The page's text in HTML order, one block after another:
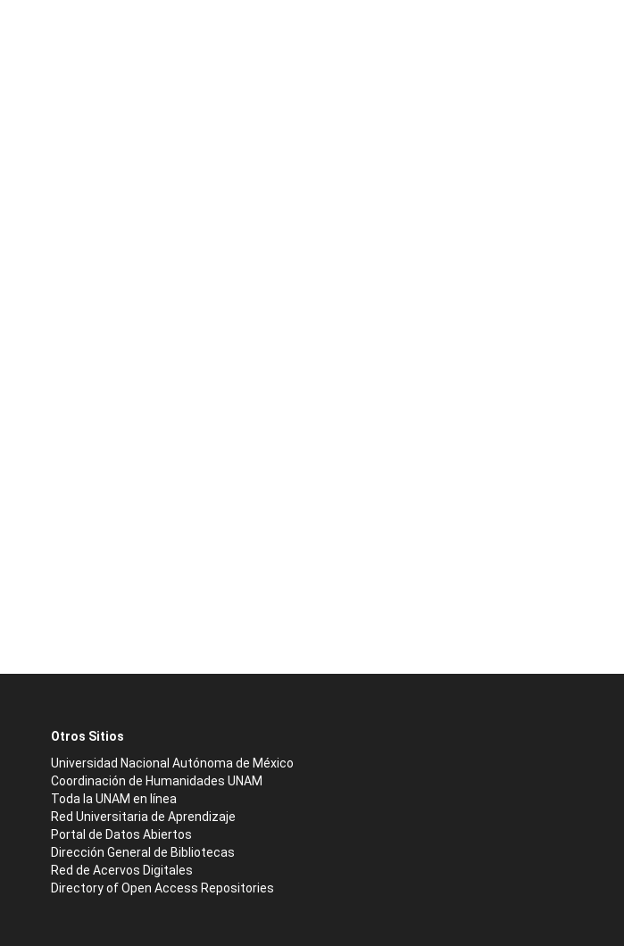
Otros Sitios
Universidad Nacional Autónoma de México
Coordinación de Humanidades UNAM
Toda la UNAM en línea
Red Universitaria de Aprendizaje
Portal de Datos Abiertos
Dirección General de Bibliotecas
Red de Acervos Digitales
Directory of Open Access Repositories